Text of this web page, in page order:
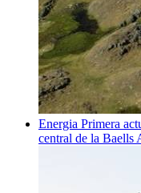
Energia Primera
central de la Baells